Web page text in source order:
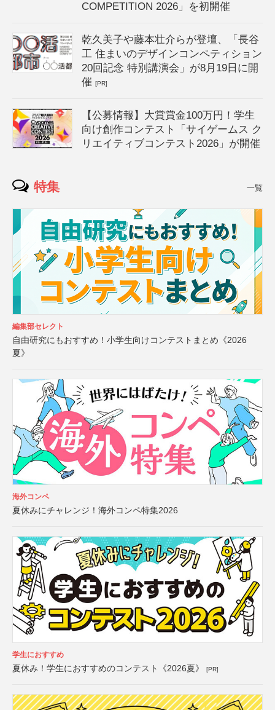
COMPETITION 2026」を初開催
乾久美子や藤本壮介らが登壇、「長谷
工 住まいのデザインコンペティション
20回記念 特別講演会」が8月19日に開
催[PR]
【公募情報】大賞賞金100万円！学生
向け創作コンテスト「サイゲームス ク
リエイティブコンテスト2026」が開催
特集 一覧
編集部セレクト
自由研究にもおすすめ！小学生向けコンテストまとめ《2026
夏》
海外コンペ
夏休みにチャレンジ！海外コンペ特集2026
学生におすすめ
夏休み！学生におすすめのコンテスト《2026夏》 [PR]